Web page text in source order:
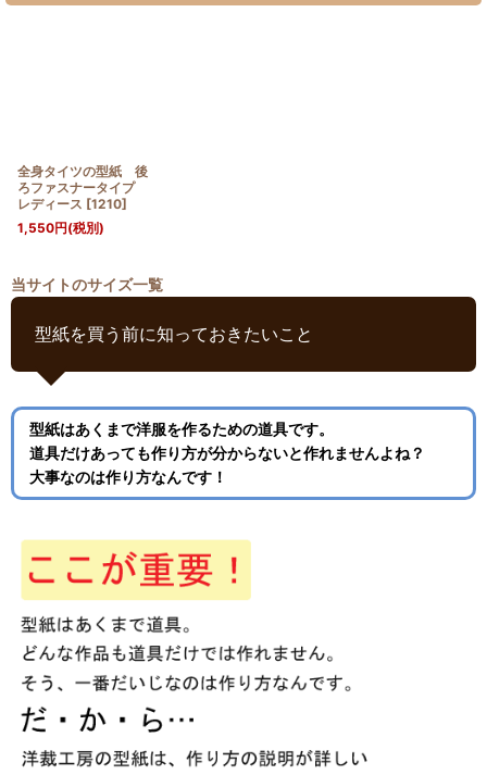
全身タイツの型紙 後
ろファスナータイプ
レディース [1210]
1,550円(税別)
当サイトのサイズ一覧
型紙を買う前に知っておきたいこと
型紙はあくまで洋服を作るための道具です。
道具だけあっても作り方が分からないと作れませんよね？
大事なのは作り方なんです！